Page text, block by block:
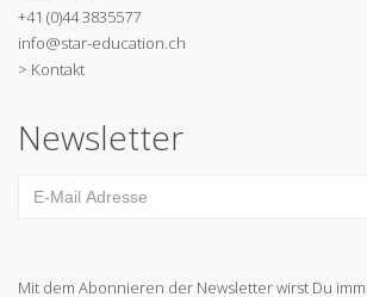
+41 (0)44 3835577
info@star-education.ch
> Kontakt
Newsletter
Mit dem Abonnieren der Newsletter wirst Du